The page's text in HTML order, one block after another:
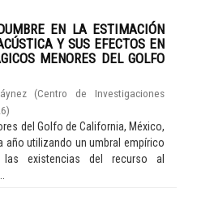
EN LA ESTIMACIÓN
Y SUS EFECTOS EN
MENORES DEL GOLFO
(Centro de Investigaciones
)
del Golfo de California, México,
año utilizando un umbral empírico
existencias del recurso al